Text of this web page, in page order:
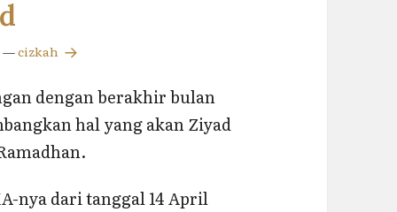
—cizkah
dengan berakhir bulan
hal yang akan Ziyad
nya dari tanggal 14 April